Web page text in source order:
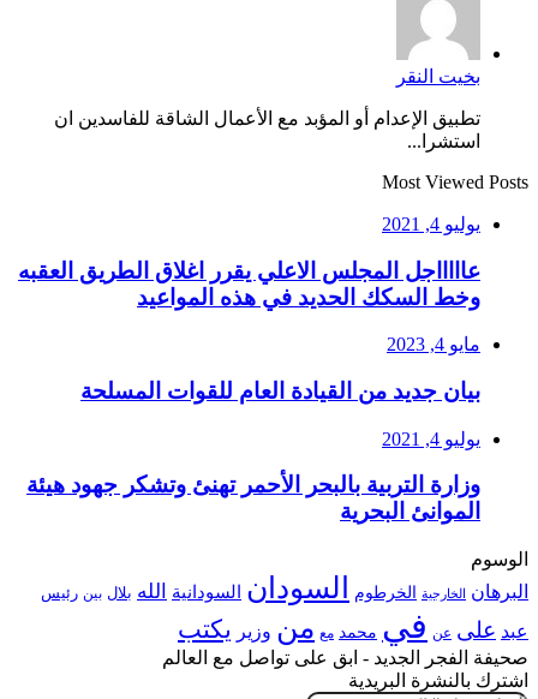
بخيت النقر
تطبيق الإعدام أو المؤبد مع الأعمال الشاقة للفاسدين ان
استشرا...
Most Viewed Posts
يوليو 4, 2021
عاااااجل المجلس الاعلي يقرر اغلاق الطريق العقبه
وخط السكك الحديد في هذه المواعيد
مايو 4, 2023
بيان جديد من القيادة العام للقوات المسلحة
يوليو 4, 2021
وزارة التربية بالبحر الأحمر تهنئ وتشكر جهود هيئة
الموانئ البحرية
الوسوم
البرهان
الخارجية الخرطوم السودان السودانية الله بلال بين رئيس
عبد على عن في محمد مع من وزير يكتب
صحيفة الفجر الجديد - ابق على تواصل مع العالم
اشترك بالنشرة البريدية